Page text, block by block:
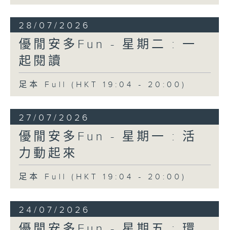
28/07/2026
優閒安多Fun - 星期二 : 一
起閱讀
足本 Full (HKT 19:04 - 20:00)
27/07/2026
優閒安多Fun - 星期一 : 活
力動起來
足本 Full (HKT 19:04 - 20:00)
24/07/2026